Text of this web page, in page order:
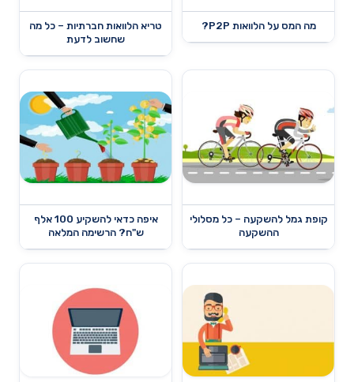
מה המס על הלוואות P2P?
טריא הלוואות חברתיות – כל מה
שחשוב לדעת
קופת גמל להשקעה – כל מסלולי
ההשקעה
איפה כדאי להשקיע 100 אלף
ש"ח? הרשימה המלאה